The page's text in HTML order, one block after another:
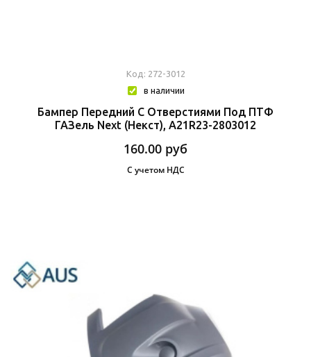
Код: 272-3012
в наличии
Бампер Передний С Отверстиями Под ПТФ
ГАЗель Next (Некст), А21R23-2803012
160.00 руб
С учетом НДС